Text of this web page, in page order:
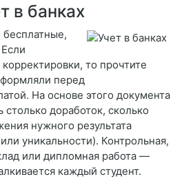
в банках
то прочтите
перед
На основе этого документа
столько доработок, сколько
нужного результата
уникальности). Контрольная,
или дипломная работа —
каждый студент.